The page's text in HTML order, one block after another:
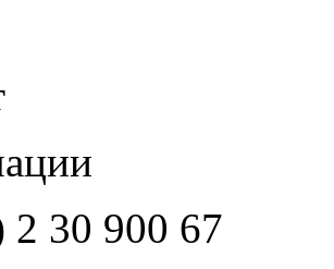
2 30 900 67